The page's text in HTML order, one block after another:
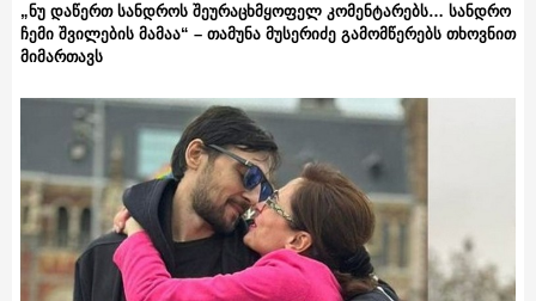
„ნუ დაწერთ სანდროს შეურაცხმყოფელ კომენტარებს… სანდრო
ჩემი შვილების მამაა“ – თამუნა მუსერიძე გამომწერებს თხოვნით
მიმართავს